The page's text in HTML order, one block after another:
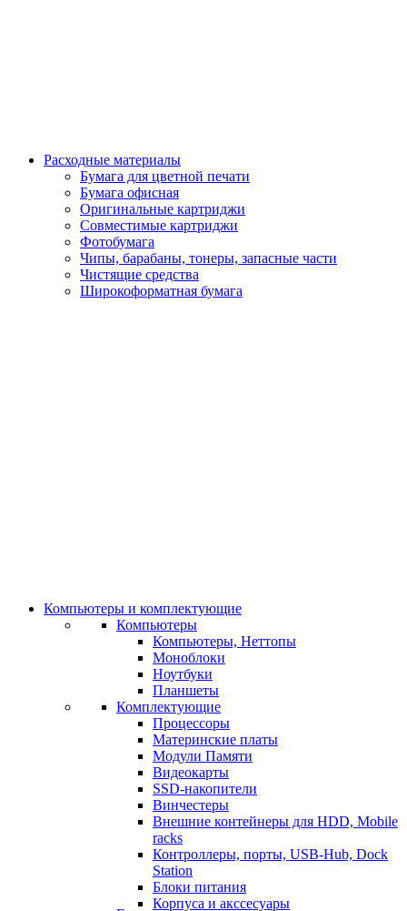
Расходные материалы
Бумага для цветной печати
Бумага офисная
Оригинальные картриджи
Совместимые картриджи
Фотобумага
Чипы, барабаны, тонеры, запасные части
Чистящие средства
Широкоформатная бумага
Компьютеры и комплектующие
Компьютеры
Компьютеры, Неттопы
Моноблоки
Ноутбуки
Планшеты
Комплектующие
Процессоры
Материнские платы
Модули Памяти
Видеокарты
SSD-накопители
Винчестеры
Внешние контейнеры для HDD, Mobile
racks
Контроллеры, порты, USB-Hub, Dock
Station
Блоки питания
Корпуса и акссесуары